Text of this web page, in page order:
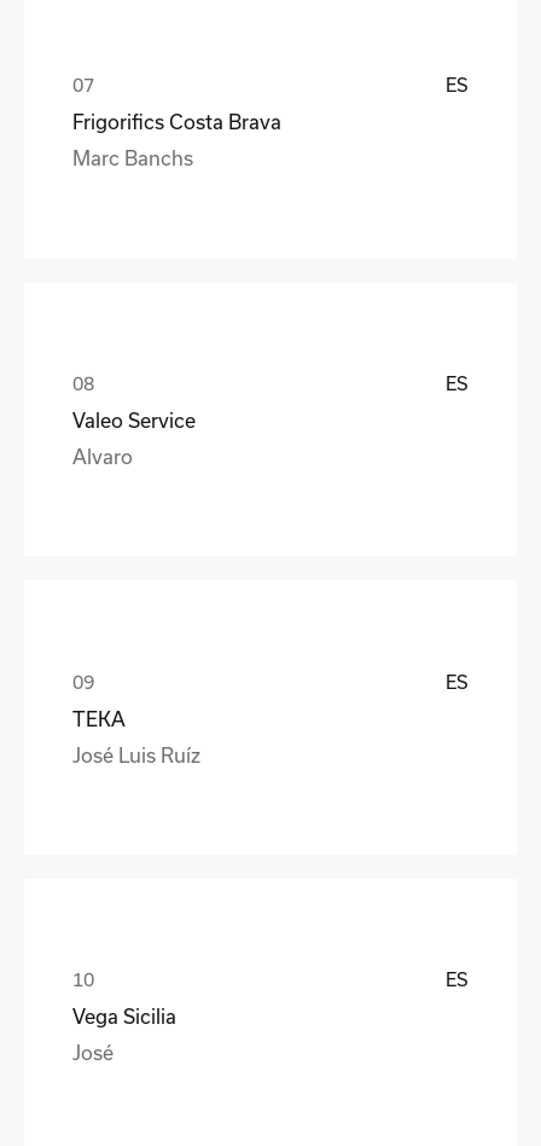
ES
Frigorifics Costa Brava
Marc Banchs
ES
Valeo Service
Alvaro
ES
TEKA
José Luis Ruíz
ES
Vega Sicilia
José